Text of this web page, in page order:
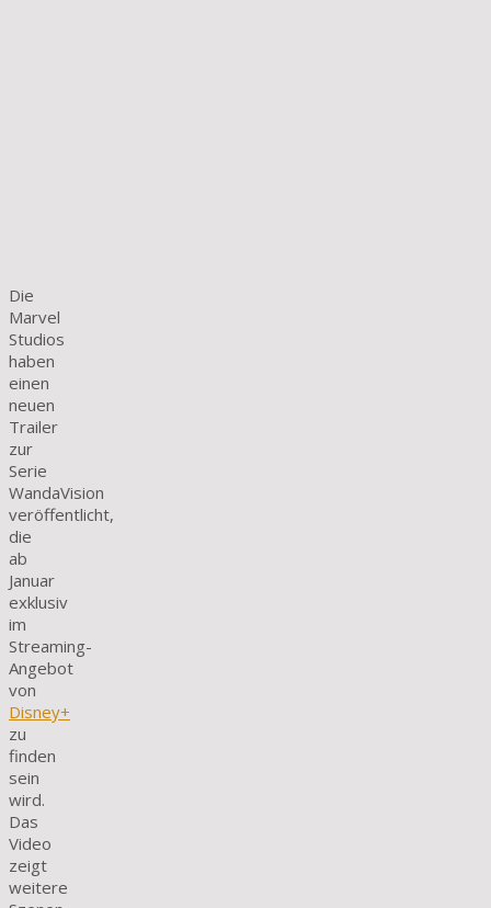
Die
Marvel
Studios
haben
einen
neuen
Trailer
zur
Serie
WandaVision
veröffentlicht,
die
ab
Januar
exklusiv
im
Streaming-
Angebot
von
Disney+
zu
finden
sein
wird.
Das
Video
zeigt
weitere